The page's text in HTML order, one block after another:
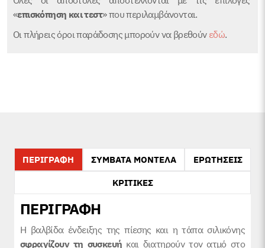
«επισκόπηση και τεστ» που περιλαμβάνονται.
Οι πλήρεις όροι παράδοσης μπορούν να βρεθούν εδώ.
ΠΕΡΙΓΡΑΦΗ ΣΥΜΒΑΤΑ ΜΟΝΤΕΛΑ ΕΡΩΤΗΣΕΙΣ
ΚΡΙΤΙΚΕΣ
ΠΕΡΙΓΡΑΦΗ
Η βαλβίδα ένδειξης της πίεσης και η τάπα σιλικόνης
σφραγίζουν τη συσκευή και διατηρούν τον ατμό στο